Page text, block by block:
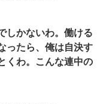
しかないわ。働ける
ったら、俺は自決す
くわ。こんな連中の